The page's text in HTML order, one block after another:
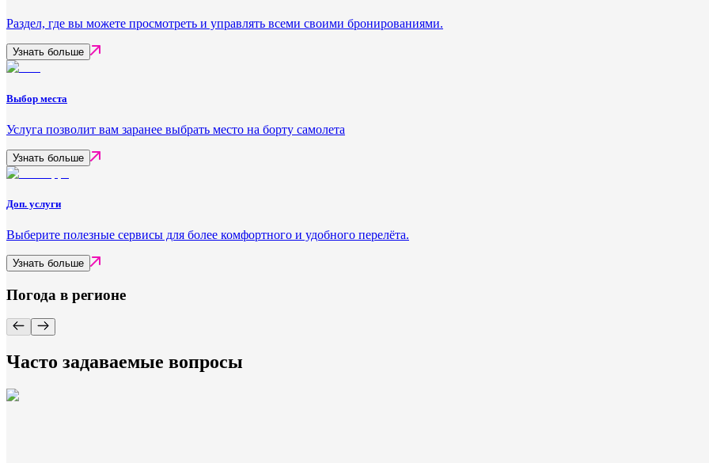
Раздел, где вы можете просмотреть и управлять всеми своими бронированиями.
Узнать больше
Выбор места
Услуга позволит вам заранее выбрать место на борту самолета
Узнать больше
Доп. услуги
Выберите полезные сервисы для более комфортного и удобного перелёта.
Узнать больше
Погода в регионе
Часто задаваемые вопросы